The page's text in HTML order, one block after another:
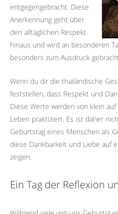
entgegengebracht. Diese
Anerkennung geht über
den alltäglichen Respekt
hinaus und wird an besonderen
besonders zum Ausdruck
Wenn du dir die thailändische
feststellen, dass Respekt und
Diese Werte werden von klein
Leben praktiziert. Es ist daher
Geburtstag eines Menschen als
diese Dankbarkeit und Liebe auf
zeigen.
Ein Tag der Reflexion